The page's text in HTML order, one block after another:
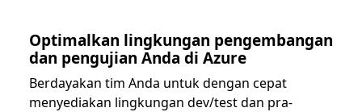
Optimalkan lingkungan pengembangan
dan pengujian Anda di Azure
Berdayakan tim Anda untuk dengan cepat
menyediakan lingkungan dev/test dan pra-